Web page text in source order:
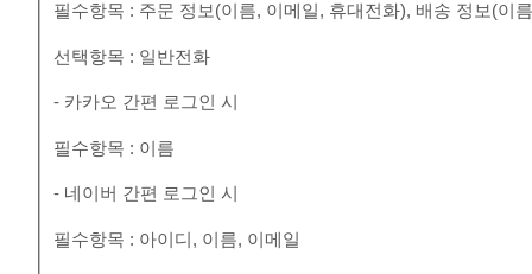
필수항목 : 주문 정보(이름, 이메일, 휴대전화), 배송 정보(이
선택항목 : 일반전화
- 카카오 간편 로그인 시
필수항목 : 이름
- 네이버 간편 로그인 시
필수항목 : 아이디, 이름, 이메일